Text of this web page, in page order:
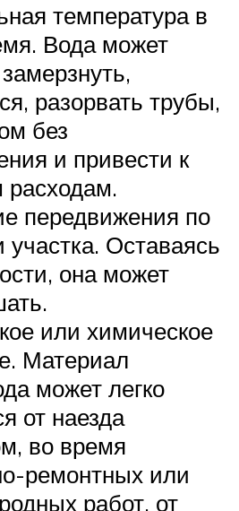
температура в
Вода может
разорвать трубы,
без
и привести к
передвижения по
участка. Оставаясь
она может
или химическое
Материал
может легко
от наезда
во время
ремонтных или
работ, от